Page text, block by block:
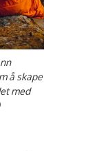
å skape
med